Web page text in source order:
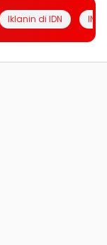
Iklanin di IDN